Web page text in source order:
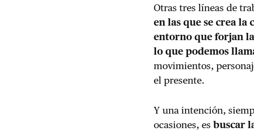
Otras tres líneas de
en las que se crea
entorno que forjan
lo que podemos
movimientos,
el presente.
Y una intención,
ocasiones, esbuscar